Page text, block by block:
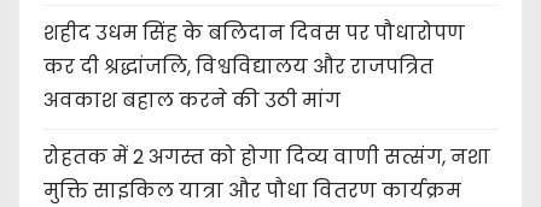
शहीद उधम सिंह के बलिदान दिवस पर पौधारोपण
कर दी श्रद्धांजलि, विश्वविद्यालय और राजपत्रित
अवकाश बहाल करने की उठी मांग
रोहतक में 2 अगस्त को होगा दिव्य वाणी सत्संग, नशा
मुक्ति साइकिल यात्रा और पौधा वितरण कार्यक्रम